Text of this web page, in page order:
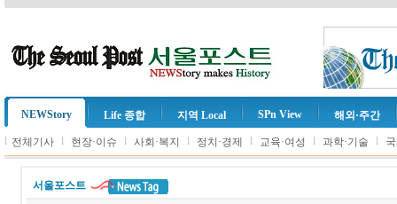
NEWStory Life 종합 지역 Local SPn View 해외·주간
l 전체기사 l 현장·이슈 l 사회·복지 l 정치·경제 l 교육·여성 l 과학·기술 l
서울포스트